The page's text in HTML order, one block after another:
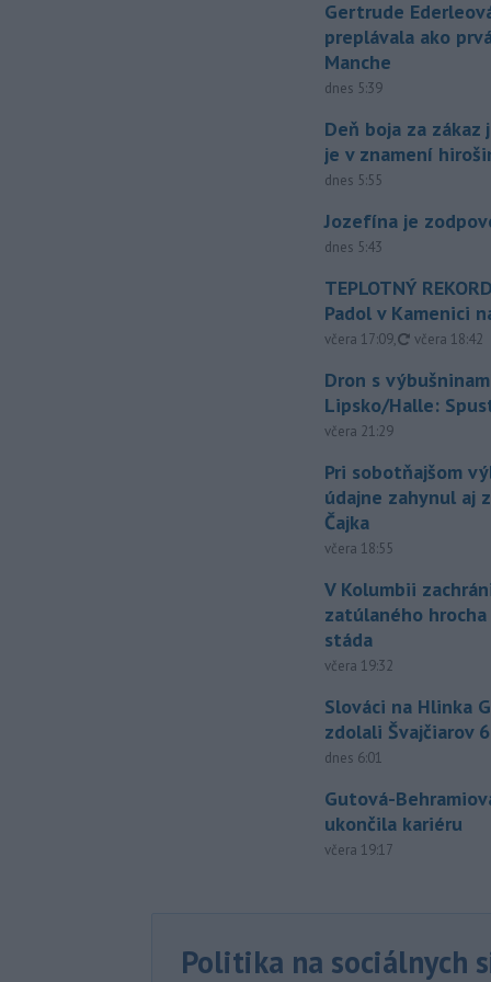
Gertrude
preplávala ako
Manche
dnes 5:39
Deň boja za zákaz
je v znamení
dnes 5:55
Jozefína je
dnes 5:43
TEPLOTNÝ
Padol v Kamenici
včera 17:09, aktualizované
včera 18:42
Dron s
Lipsko/Halle:
včera 21:29
Pri sobotňajšom
údajne zahynul aj
Čajka
včera 18:55
V Kolumbii
zatúlaného hrocha
stáda
včera 19:32
Slováci na Hlinka
zdolali Švajčiarov
dnes 6:01
Gutová-
ukončila kariéru
včera 19:17
Politika na sociálnych